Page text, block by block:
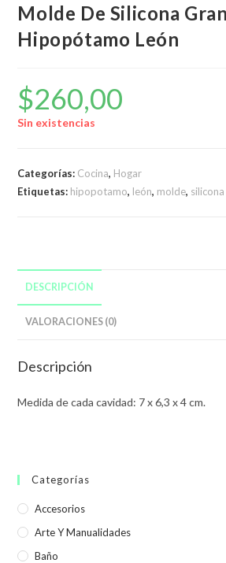
Molde De Silicona
Hipopótamo León
$260,00
Sin existencias
Categorías: Cocina, Hogar
Etiquetas: hipopotamo, león, molde, silicona
DESCRIPCIÓN
VALORACIONES (0)
Descripción
Medida de cada cavidad: 7 x 6,3 x 4 cm.
Categorías
Accesorios
Arte Y Manualidades
Baño